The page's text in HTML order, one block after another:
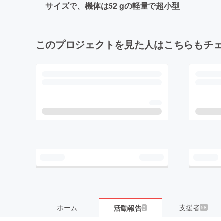
サイズで、機体は52 gの軽量で超小型
このプロジェクトを見た人はこちらもチ
ホーム 活動報告3 支援者58